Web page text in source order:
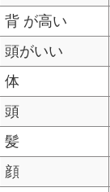
背 が高い
頭がいい
体
頭
髪
顔